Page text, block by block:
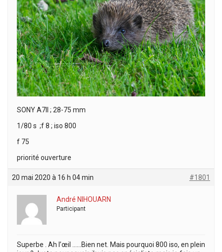
SONY A7II ; 28-75 mm
1/80 s ;f 8 ; iso 800
f 75
priorité ouverture
20 mai 2020 à 16 h 04 min #1801
André NIHOUARN
Participant
Superbe . Ah l’œil ……Bien net. Mais pourquoi 800 iso, en plein